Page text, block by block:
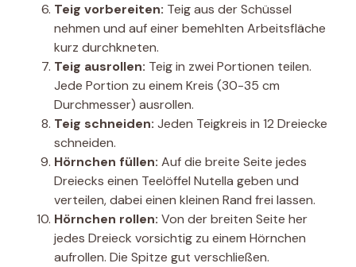
Teig vorbereiten: Teig aus der Schüssel
nehmen und auf einer bemehlten Arbeitsfläche
kurz durchkneten.
Teig ausrollen: Teig in zwei Portionen teilen.
Jede Portion zu einem Kreis (30-35 cm
Durchmesser) ausrollen.
Teig schneiden: Jeden Teigkreis in 12 Dreiecke
schneiden.
Hörnchen füllen: Auf die breite Seite jedes
Dreiecks einen Teelöffel Nutella geben und
verteilen, dabei einen kleinen Rand frei lassen.
Hörnchen rollen: Von der breiten Seite her
jedes Dreieck vorsichtig zu einem Hörnchen
aufrollen. Die Spitze gut verschließen.